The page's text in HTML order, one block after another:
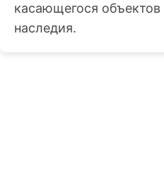
касающегося объектов
наследия.